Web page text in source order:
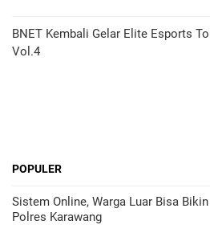
BNET Kembali Gelar Elite Esports
Vol.4
POPULER
Sistem Online, Warga Luar Bisa
Polres Karawang